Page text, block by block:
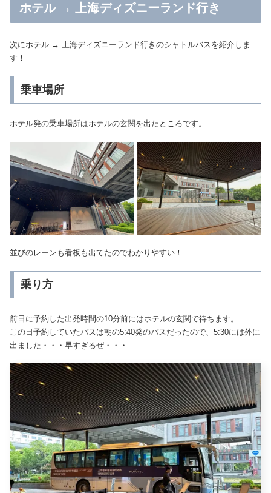
ホテル → 上海ディズニーランド行き
次にホテル → 上海ディズニーランド行きのシャトルバスを紹介しま
す！
乗車場所
ホテル発の乗車場所はホテルの玄関を出たところです。
並びのレーンも看板も出てたのでわかりやすい！
乗り方
前日に予約した出発時間の10分前にはホテルの玄関で待ちます。
この日予約していたバスは朝の5:40発のバスだったので、5:30には外に
出ました・・・早すぎるぜ・・・